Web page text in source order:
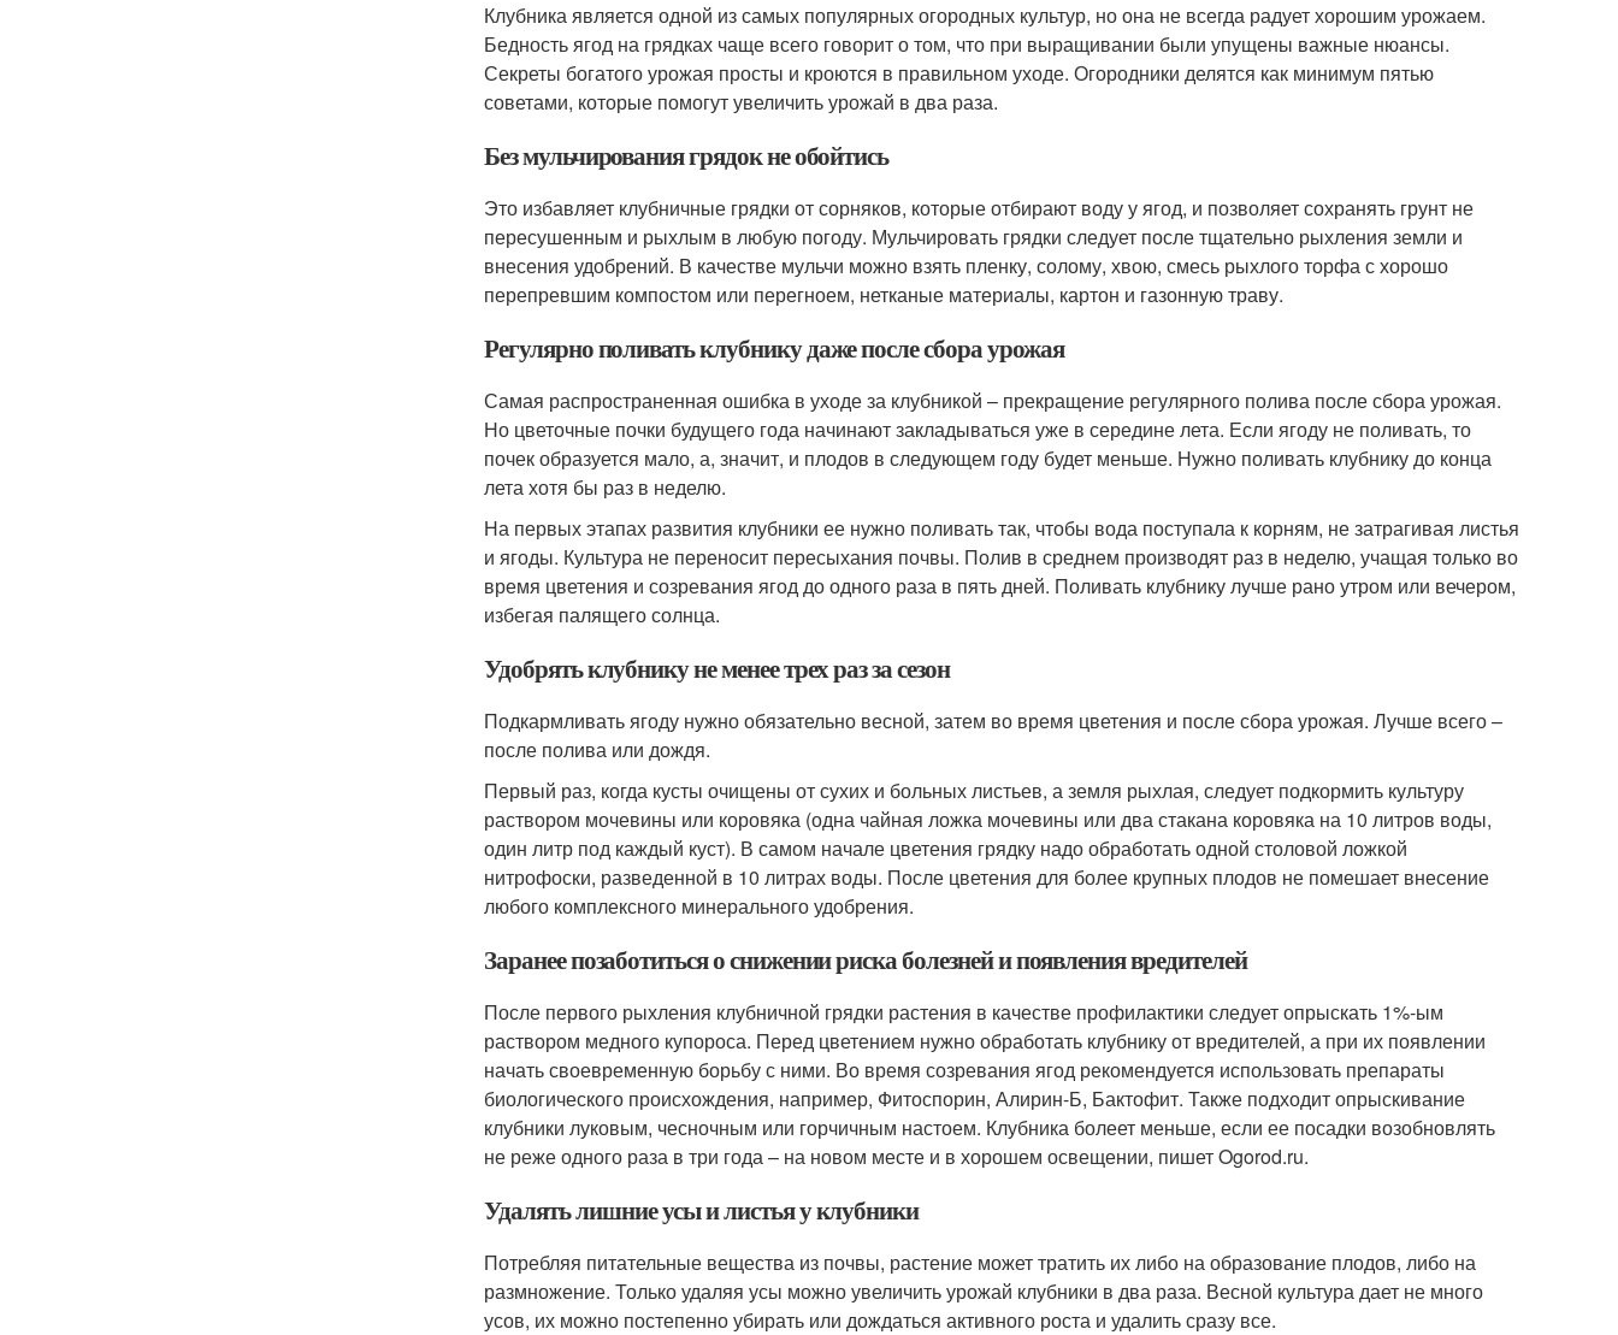
Клубника является одной из самых популярных огородных культур, но она не всегда радует хорошим урожаем.
Бедность ягод на грядках чаще всего говорит о том, что при выращивании были упущены важные нюансы.
Секреты богатого урожая просты и кроются в правильном уходе. Огородники делятся как минимум пятью
советами, которые помогут увеличить урожай в два раза.
Без мульчирования грядок не обойтись
Это избавляет клубничные грядки от сорняков, которые отбирают воду у ягод, и позволяет сохранять грунт не
пересушенным и рыхлым в любую погоду. Мульчировать грядки следует после тщательно рыхления земли и
внесения удобрений. В качестве мульчи можно взять пленку, солому, хвою, смесь рыхлого торфа с хорошо
перепревшим компостом или перегноем, нетканые материалы, картон и газонную траву.
Регулярно поливать клубнику даже после сбора урожая
Самая распространенная ошибка в уходе за клубникой – прекращение регулярного полива после сбора урожая.
Но цветочные почки будущего года начинают закладываться уже в середине лета. Если ягоду не поливать, то
почек образуется мало, а, значит, и плодов в следующем году будет меньше. Нужно поливать клубнику до конца
лета хотя бы раз в неделю.
На первых этапах развития клубники ее нужно поливать так, чтобы вода поступала к корням, не затрагивая листья
и ягоды. Культура не переносит пересыхания почвы. Полив в среднем производят раз в неделю, учащая только во
время цветения и созревания ягод до одного раза в пять дней. Поливать клубнику лучше рано утром или вечером,
избегая палящего солнца.
Удобрять клубнику не менее трех раз за сезон
Подкармливать ягоду нужно обязательно весной, затем во время цветения и после сбора урожая. Лучше всего –
после полива или дождя.
Первый раз, когда кусты очищены от сухих и больных листьев, а земля рыхлая, следует подкормить культуру
раствором мочевины или коровяка (одна чайная ложка мочевины или два стакана коровяка на 10 литров воды,
один литр под каждый куст). В самом начале цветения грядку надо обработать одной столовой ложкой
нитрофоски, разведенной в 10 литрах воды. После цветения для более крупных плодов не помешает внесение
любого комплексного минерального удобрения.
Заранее позаботиться о снижении риска болезней и появления вредителей
После первого рыхления клубничной грядки растения в качестве профилактики следует опрыскать 1%-ым
раствором медного купороса. Перед цветением нужно обработать клубнику от вредителей, а при их появлении
начать своевременную борьбу с ними. Во время созревания ягод рекомендуется использовать препараты
биологического происхождения, например, Фитоспорин, Алирин-Б, Бактофит. Также подходит опрыскивание
клубники луковым, чесночным или горчичным настоем. Клубника болеет меньше, если ее посадки возобновлять
не реже одного раза в три года – на новом месте и в хорошем освещении, пишет Ogorod.ru.
Удалять лишние усы и листья у клубники
Потребляя питательные вещества из почвы, растение может тратить их либо на образование плодов, либо на
размножение. Только удаляя усы можно увеличить урожай клубники в два раза. Весной культура дает не много
усов, их можно постепенно убирать или дождаться активного роста и удалить сразу все.